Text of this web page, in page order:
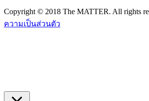
Copyright © 2018 The MATTER. All rights
ความเป็นส่วนตัว